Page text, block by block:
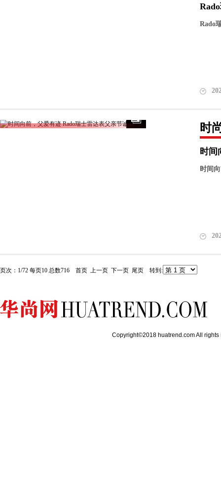
Rado
时
时间
时间
页次：1/72 每页10 总数716 首页 上一页 下一页 尾页 转到:
Copyright©2018 huatrend.com All rights